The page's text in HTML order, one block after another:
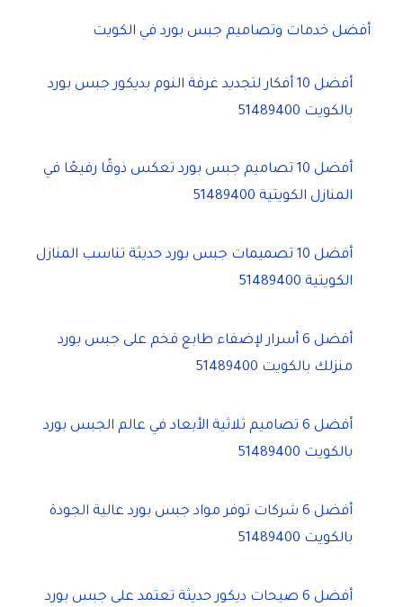
أفضل خدمات وتصاميم جبس بورد في الكويت
أفضل 10 أفكار لتجديد غرفة النوم بديكور جبس بورد
بالكويت 51489400
أفضل 10 تصاميم جبس بورد تعكس ذوقًا رفيعًا في
المنازل الكويتية 51489400
أفضل 10 تصميمات جبس بورد حديثة تناسب المنازل
الكويتية 51489400
أفضل 6 أسرار لإضفاء طابع فخم على جبس بورد
منزلك بالكويت 51489400
أفضل 6 تصاميم ثلاثية الأبعاد في عالم الجبس بورد
بالكويت 51489400
أفضل 6 شركات توفر مواد جبس بورد عالية الجودة
بالكويت 51489400
أفضل 6 صيحات ديكور حديثة تعتمد على جبس بورد